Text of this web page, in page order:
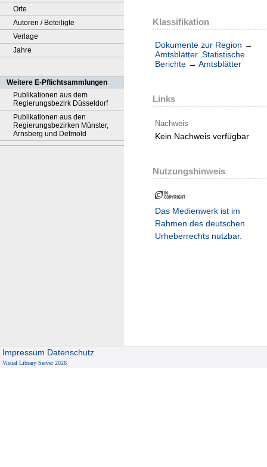
Orte
Autoren / Beteiligte
Verlage
Jahre
Weitere E-Pflichtsammlungen
Publikationen aus dem
Regierungsbezirk Düsseldorf
Publikationen aus den
Regierungsbezirken Münster,
Arnsberg und Detmold
Klassifikation
Dokumente zur Region →
Amtsblätter. Statistische
Berichte → Amtsblätter
Links
Nachweis
Kein Nachweis verfügbar
Nutzungshinweis
Das Medienwerk ist im
Rahmen des deutschen
Urheberrechts nutzbar.
Impressum Datenschutz
Visual Library Server 2026